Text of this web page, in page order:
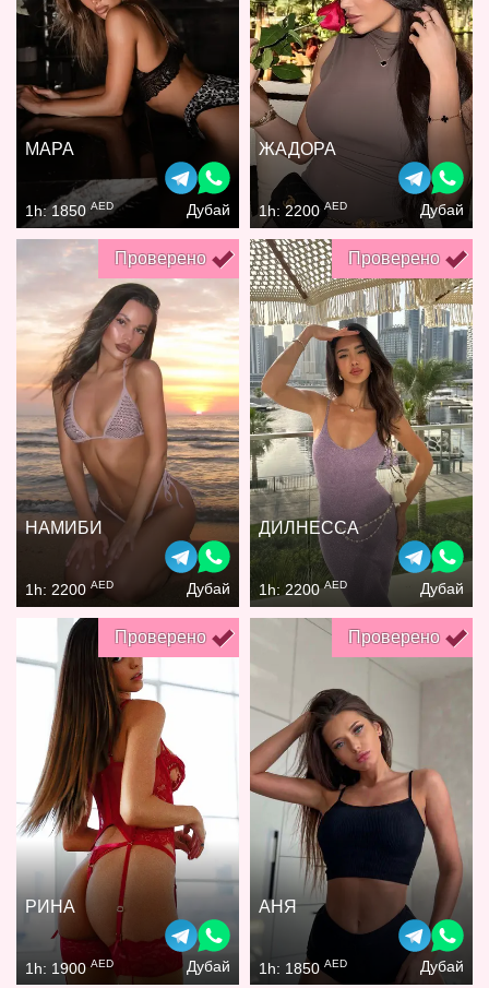
МАРА
1h: 1850 AED Дубай
ЖАДОРА
1h: 2200 AED Дубай
Проверено
НАМИБИ
1h: 2200 AED Дубай
Проверено
ДИЛНЕССА
1h: 2200AED Дубай
Проверено
РИНА
1h: 1900 AED Дубай
Проверено
АНЯ
1h: 1850AED Дубай